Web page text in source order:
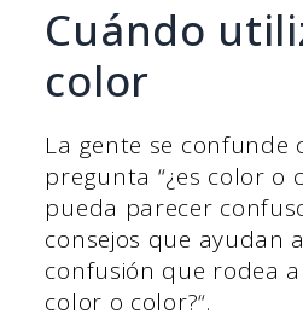
Cuándo
color
La gente se confunde
pregunta “¿es color o
pueda parecer
consejos que ayudan
confusión que rodea
color o color?“.